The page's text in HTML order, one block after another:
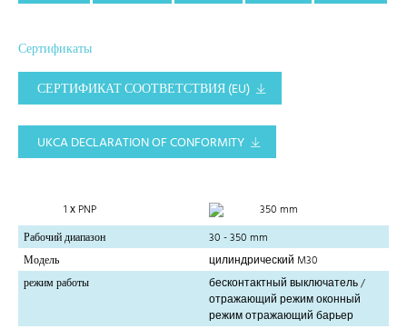
Сертификаты
СЕРТИФИКАТ СООТВЕТСТВИЯ (EU)
UKCA DECLARATION OF CONFORMITY
1 х PNP
350 mm
Рабочий диапазон
30 - 350 mm
Модель
цилиндрический M30
режим работы
бесконтактный выключатель /
отражающий режим оконный
режим отражающий барьер